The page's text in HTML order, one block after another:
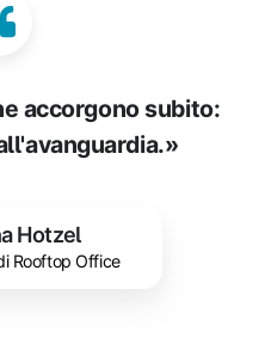
accorgono subito:
Hotzel
Rooftop Office